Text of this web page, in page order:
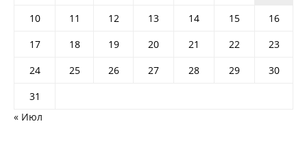
10
11 12 13 14 15
16
17
18 19 20 21 22
23
24
25 26 27 28 29
30
31
« Июл